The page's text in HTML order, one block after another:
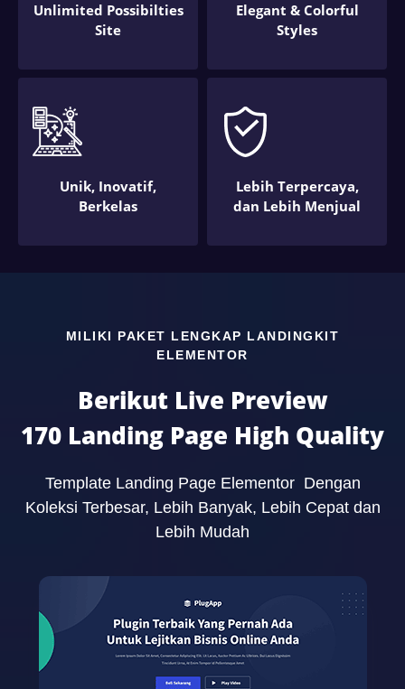
Unlimited Possibilties
Site
Elegant & Colorful
Styles
Unik, Inovatif,
Berkelas
Lebih Terpercaya,
dan Lebih Menjual
MILIKI PAKET LENGKAP LANDINGKIT
ELEMENTOR
Berikut Live Preview
170 Landing Page High Quality
Template Landing Page Elementor Dengan
Koleksi Terbesar, Lebih Banyak, Lebih Cepat dan
Lebih Mudah